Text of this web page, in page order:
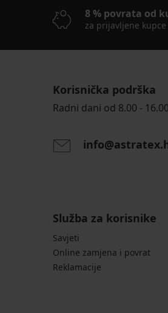
za
smanjivanje
grudi
Triumph
True
Shape
Sensation...
8 % povrata od
za prijavljene kupce
Korisnička podrška
Radni dani od 8.00 - 16.00
Služba za korisnike
Savjeti
Online zamjena i povrat
Reklamacije